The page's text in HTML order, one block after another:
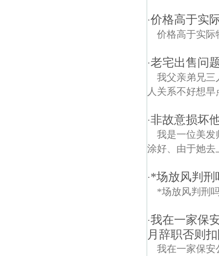
·价格高于实
价格高于实际
·老宅出售问
我父亲弟兄三
人关系不好想
·非故意损坏
我是一位美发
涂好、由于她去
·*场放风判刑
*场放风判刑
·我在一家保
月辞职否则
我在一家保安